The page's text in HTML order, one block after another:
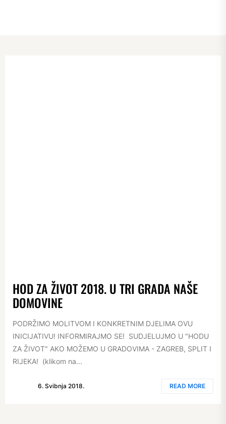
HOD ZA ŽIVOT 2018. U TRI GRADA NAŠE
DOMOVINE
PODRŽIMO MOLITVOM I KONKRETNIM DJELIMA OVU
INICIJATIVU! INFORMIRAJMO SE! SUDJELUJMO U "HODU
ZA ŽIVOT" AKO MOŽEMO U GRADOVIMA - ZAGREB, SPLIT I
RIJEKA! (klikom na...
6. Svibnja 2018. READ MORE